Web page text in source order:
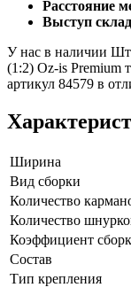
Расстояние
Выступ
У нас в наличии
(1:2) Oz-is Premium
артикул 84579 в
Ширина
Вид сборки
Количество
Количество
Коэффициент
Состав
Тип крепления